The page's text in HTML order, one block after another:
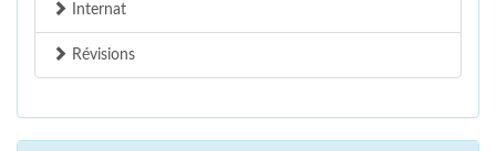
Internat
Révisions